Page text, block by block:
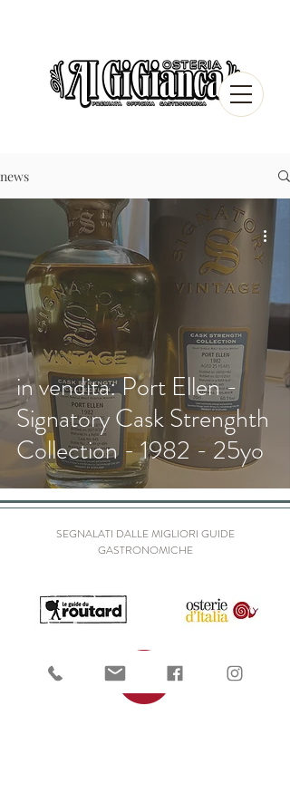
news
in vendita: Port Ellen -
Signatory Cask Strenghth
Collection - 1982 - 25yo
SEGNALATI DALLE MIGLIORI GUIDE
GASTRONOMICHE